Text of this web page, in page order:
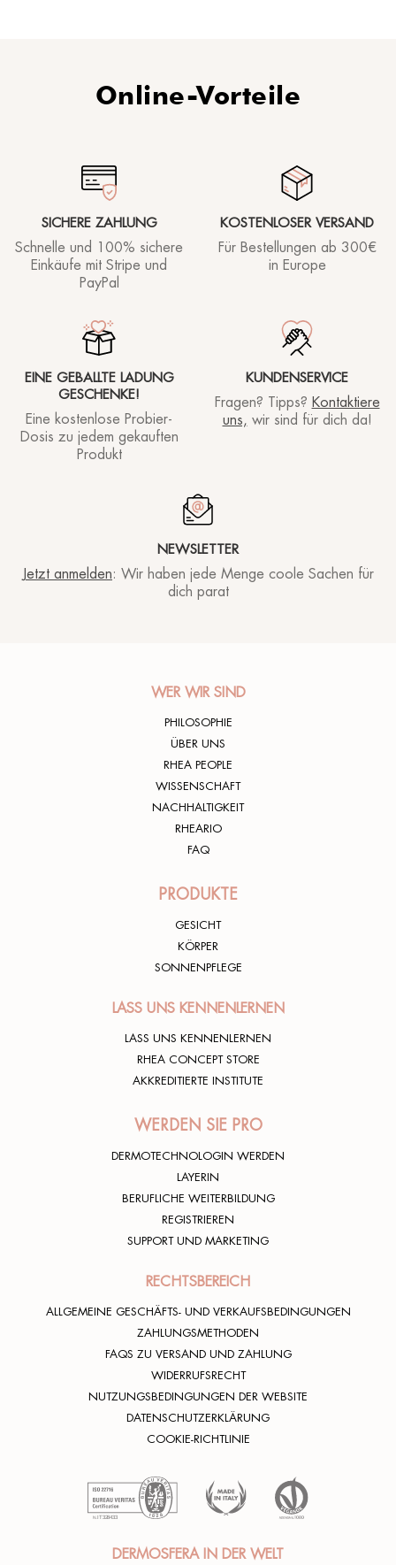
Online-Vorteile
SICHERE ZAHLUNG
Schnelle und 100% sichere
Einkäufe mit Stripe und
PayPal
KOSTENLOSER VERSAND
Für Bestellungen ab 300€
in Europe
EINE GEBALLTE LADUNG
GESCHENKE!
Eine kostenlose Probier-
Dosis zu jedem gekauften
Produkt
KUNDENSERVICE
Fragen? Tipps? Kontaktiere
uns, wir sind für dich da!
NEWSLETTER
Jetzt anmelden: Wir haben jede Menge coole Sachen für
dich parat
WER WIR SIND
PHILOSOPHIE
ÜBER UNS
RHEA PEOPLE
WISSENSCHAFT
NACHHALTIGKEIT
RHEARIO
FAQ
PRODUKTE
GESICHT
KÖRPER
SONNENPFLEGE
LASS UNS KENNENLERNEN
LASS UNS KENNENLERNEN
RHEA CONCEPT STORE
AKKREDITIERTE INSTITUTE
WERDEN SIE PRO
DERMOTECHNOLOGIN WERDEN
LAYERIN
BERUFLICHE WEITERBILDUNG
REGISTRIEREN
SUPPORT UND MARKETING
RECHTSBEREICH
ALLGEMEINE GESCHÄFTS- UND VERKAUFSBEDINGUNGEN
ZAHLUNGSMETHODEN
FAQS ZU VERSAND UND ZAHLUNG
WIDERRUFSRECHT
NUTZUNGSBEDINGUNGEN DER WEBSITE
DATENSCHUTZERKLÄRUNG
COOKIE-RICHTLINIE
DERMOSFERA IN DER WELT